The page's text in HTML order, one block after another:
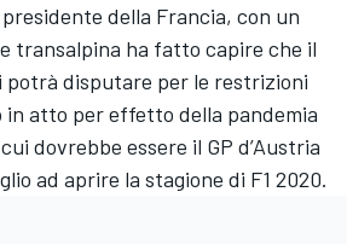
della Francia, con un
transalpina ha fatto capire che il
potrà disputare per le restrizioni
in atto per effetto della pandemia
dovrebbe essere il GP d’Austria
ad aprire la stagione di F1 2020.